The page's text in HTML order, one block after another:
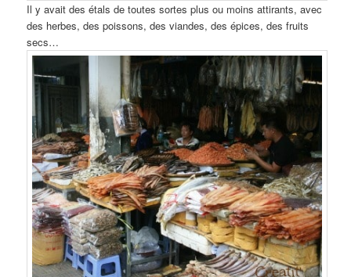
Il y avait des étals de toutes sortes plus ou moins attirants, avec
des herbes, des poissons, des viandes, des épices, des fruits
secs…